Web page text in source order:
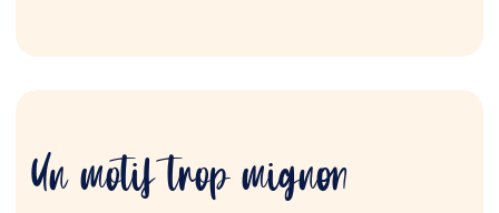
Un motif trop mignon